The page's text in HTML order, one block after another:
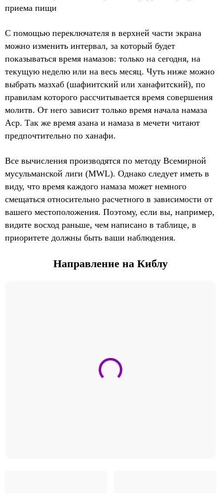
приема пищи
С помощью переключателя в верхней части экрана
можно изменить интервал, за который будет
показываться время намазов: только на сегодня, на
текущую неделю или на весь месяц. Чуть ниже можно
выбрать мазхаб (шафиитский или ханафитский), по
правилам которого рассчитывается время совершения
молитв. От него зависит только время начала намаза
Аср. Так же время азана и намаза в мечети читают
предпочтительно по ханафи.
Все вычисления производятся по методу Всемирной
мусульманской лиги (MWL). Однако следует иметь в
виду, что время каждого намаза может немного
смещаться относительно расчетного в зависимости от
вашего местоположения. Поэтому, если вы, например,
видите восход раньше, чем написано в таблице, в
приоритете должны быть ваши наблюдения.
Направление на Киблу